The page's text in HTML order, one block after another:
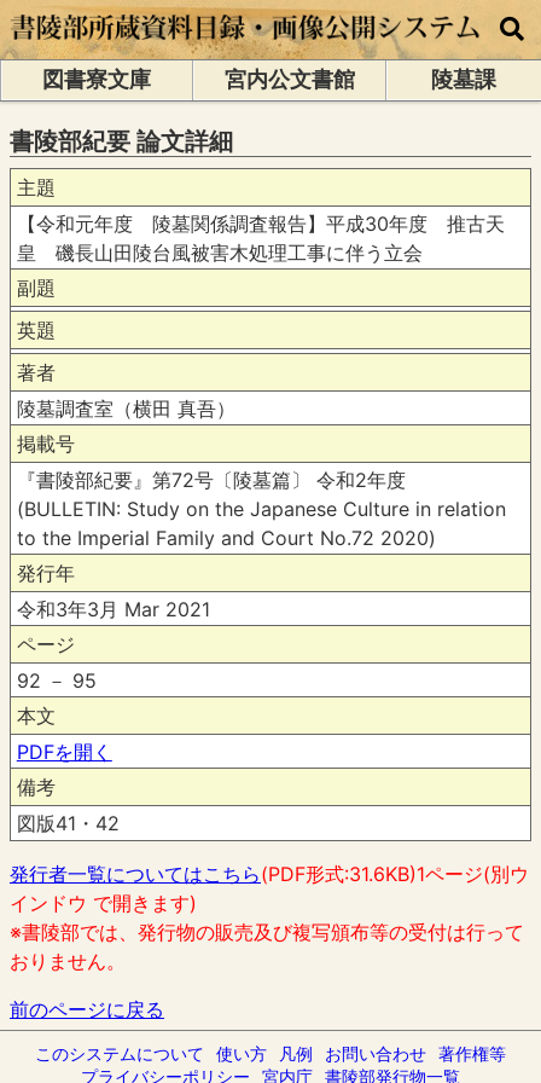
図書寮文庫 宮内公文書館 陵墓課
書陵部紀要 論文詳細
主題
【令和元年度 陵墓関係調査報告】平成30年度 推古天
皇 磯長山田陵台風被害木処理工事に伴う立会
副題
英題
著者
陵墓調査室（横田 真吾）
掲載号
『書陵部紀要』第72号〔陵墓篇〕 令和2年度
(BULLETIN: Study on the Japanese Culture in relation
to the Imperial Family and Court No.72 2020)
発行年
令和3年3月 Mar 2021
ページ
92 － 95
本文
PDFを開く
備考
図版41・42
発行者一覧についてはこちら(PDF形式:31.6KB)1ページ(別ウ
インドウ で開きます)
※書陵部では、発行物の販売及び複写頒布等の受付は行って
おりません。
前のページに戻る
このシステムについて 使い方 凡例 お問い合わせ 著作権等
プライバシーポリシー
宮内庁 書陵部発行物一覧